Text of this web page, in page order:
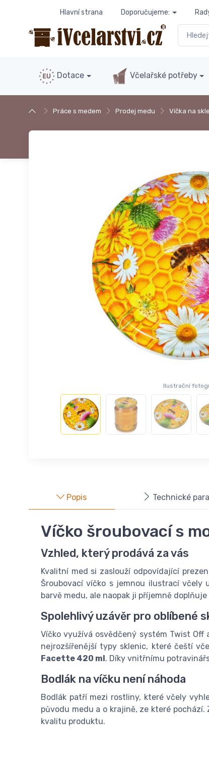
Hlavní strana Doporučujeme:
Dotace Včelařské potřeby
Práce s medem Prodej medu Víčka na
Ilustrační
Popis Technické
Víčko šroubovací s
Vzhled, který prodává za vás
Kvalitní med si zaslouží odpovídající
Šroubovací víčko s jemnou ilustrací včely
barvě medu, ale naopak ji příjemně
Spolehlivý uzávěr pro oblíbené
Víčko využívá osvědčený systém Twist Off
nejrozšířenější typy sklenic, které čeští
Facette 420 ml. Díky vnitřnímu
Bodlák na víčku není náhoda
Bodlák patří mezi rostliny, které včely
původu medu a o krajině, ze které
kvalitu produktu.